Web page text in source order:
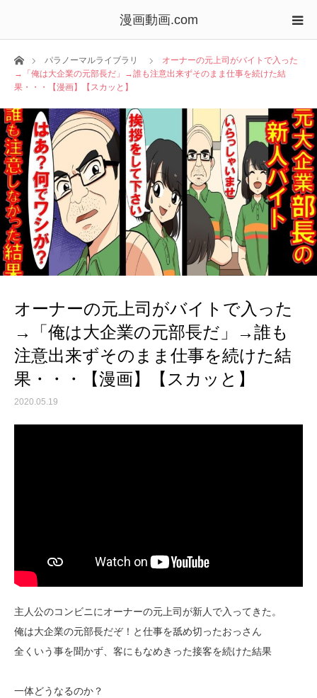
漫画動画.com
ホームパラノーマルライブラリ
オーナーの元上司がバイトで入った
→「俺は大企業の元部長だ」→誰も注意出来ずそのまま仕事を続けた結
果・・・【漫画】【スカッと】
オーナーの元上司がバイトで入った
→「俺は大企業の元部長だ」→誰も
注意出来ずそのまま仕事を続けた結
果・・・【漫画】【スカッと】
2020.05.19
主人公のコンビニにオーナーの元上司が新人で入ってきた。
俺は大企業の元部長だぞ！と仕事を舐め切ったおっさん
全くいう事を聞かず、客にもなめきった接客を続けた結果
一体どうなるのか？